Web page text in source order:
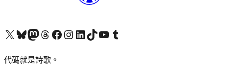
Visit our X (formerly Twitter) account
Visit our Bluesky account
Visit our Mastodon account
Visit our Threads account
訪問我們的 Facebook 專頁Visit our Instagram account
Visit our LinkedIn account
Visit our TikTok account
Visit our YouTube channel
Visit our Tumblr account
代碼就是詩歌。